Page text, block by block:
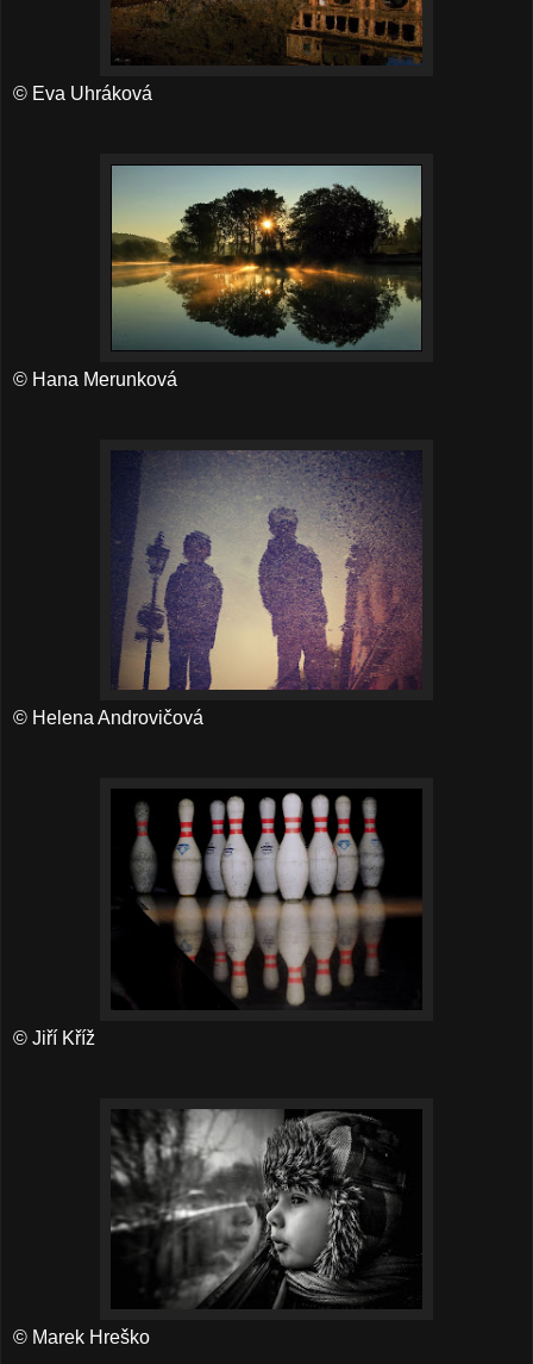
© Eva Uhráková
© Hana Merunková
© Helena Androvičová
© Jiří Kříž
© Marek Hreško